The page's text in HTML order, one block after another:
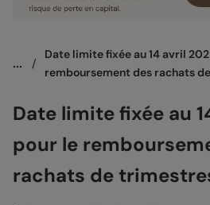
... /
Date limite fixée au 14 avril
remboursement des rachats
Date limite fixée au
pour le
rachats de